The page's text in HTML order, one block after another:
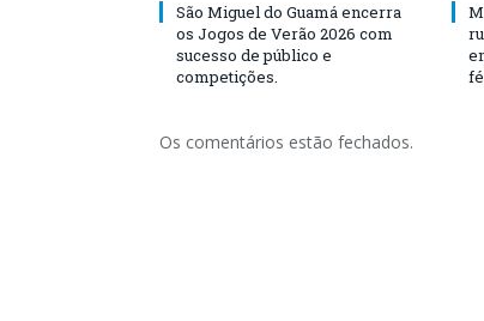
São Miguel do Guamá encerra
os Jogos de Verão 2026 com
sucesso de público e
competições.
Os comentários estão fechados.